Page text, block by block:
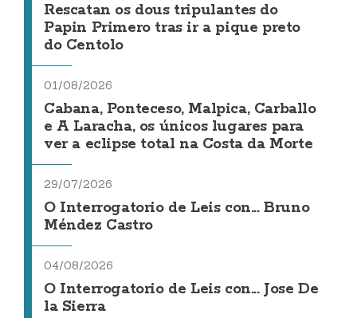
Rescatan os dous tripulantes do
Papin Primero tras ir a pique preto
do Centolo
01/08/2026
Cabana, Ponteceso, Malpica, Carballo
e A Laracha, os únicos lugares para
ver a eclipse total na Costa da Morte
29/07/2026
O Interrogatorio de Leis con... Bruno
Méndez Castro
04/08/2026
O Interrogatorio de Leis con... Jose De
la Sierra